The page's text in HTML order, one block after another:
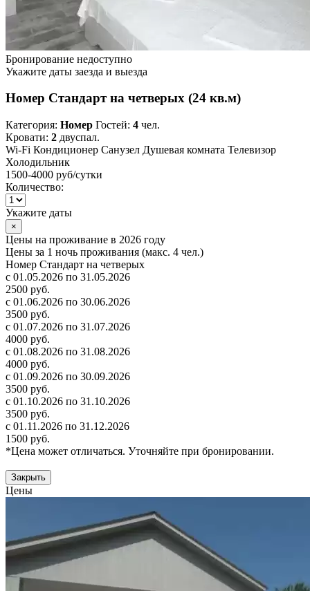
Бронирование недоступно
Укажите даты заезда и выезда
Номер Стандарт на четверых (24 кв.м)
Категория: Номер Гостей: 4 чел.
Кровати: 2 двуспал.
Wi-Fi Кондиционер Санузел Душевая комната Телевизор
Холодильник
1500-4000 руб/сутки
Количество:
Укажите даты
×
Цены на проживание в 2026 году
Цены за 1 ночь проживания (макс. 4 чел.)
Номер Стандарт на четверых
с 01.05.2026 по 31.05.2026
2500 руб.
с 01.06.2026 по 30.06.2026
3500 руб.
с 01.07.2026 по 31.07.2026
4000 руб.
с 01.08.2026 по 31.08.2026
4000 руб.
с 01.09.2026 по 30.09.2026
3500 руб.
с 01.10.2026 по 31.10.2026
3500 руб.
с 01.11.2026 по 31.12.2026
1500 руб.
*Цена может отличаться. Уточняйте при бронировании.
Закрыть
Цены